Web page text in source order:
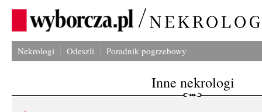
Nekrologi Odeszli Poradnik pogrzebowy
Inne nekrologi